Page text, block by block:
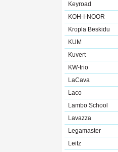
Keyroad
KOH-I-NOOR
Kropla Beskidu
KUM
Kuvert
KW-trio
LaCava
Laco
Lambo School
Lavazza
Legamaster
Leitz